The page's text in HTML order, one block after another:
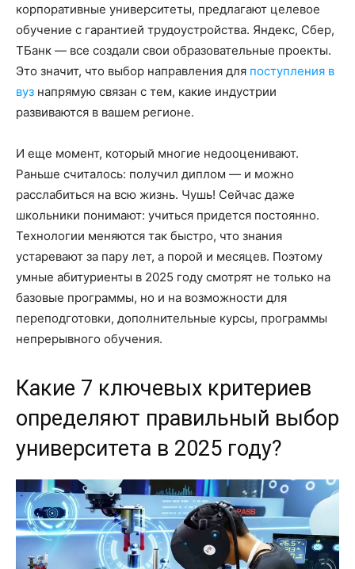
корпоративные университеты, предлагают целевое
обучение с гарантией трудоустройства. Яндекс, Сбер,
ТБанк — все создали свои образовательные проекты.
Это значит, что выбор направления для поступления в
вуз напрямую связан с тем, какие индустрии
развиваются в вашем регионе.
И еще момент, который многие недооценивают.
Раньше считалось: получил диплом — и можно
расслабиться на всю жизнь. Чушь! Сейчас даже
школьники понимают: учиться придется постоянно.
Технологии меняются так быстро, что знания
устаревают за пару лет, а порой и месяцев. Поэтому
умные абитуриенты в 2025 году смотрят не только на
базовые программы, но и на возможности для
переподготовки, дополнительные курсы, программы
непрерывного обучения.
Какие 7 ключевых критериев
определяют правильный выбор
университета в 2025 году?